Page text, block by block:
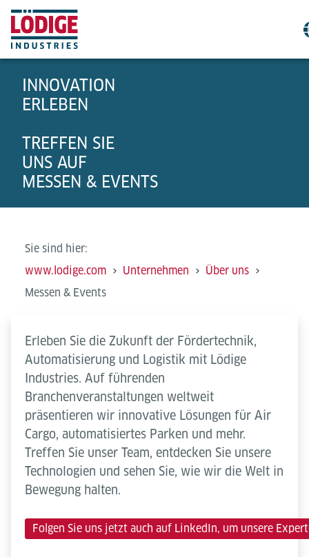
INNOVATION
ERLEBEN
TREFFEN SIE
UNS AUF
MESSEN & EVENTS
Sie sind hier:
www.lodige.com
Unternehmen
Über uns
Messen & Events
Erleben Sie die Zukunft der Fördertechnik,
Automatisierung und Logistik mit Lödige
Industries. Auf führenden
Branchenveranstaltungen weltweit
präsentieren wir innovative Lösungen für Air
Cargo, automatisiertes Parken und mehr.
Treffen Sie unser Team, entdecken Sie unsere
Technologien und sehen Sie, wie wir die Welt in
Bewegung halten.
Folgen Sie uns jetzt auch auf LinkedIn, um unsere